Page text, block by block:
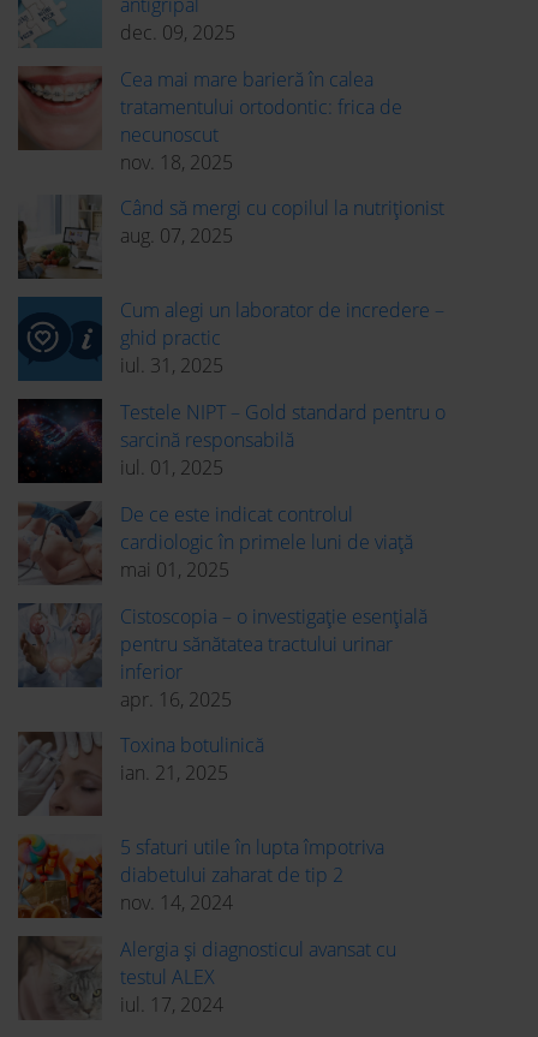
dec. 09, 2025
Cea mai mare barieră în calea
tratamentului ortodontic: frica de
necunoscut
nov. 18, 2025
Când să mergi cu copilul la nutriționist
aug. 07, 2025
Cum alegi un laborator de incredere –
ghid practic
iul. 31, 2025
Testele NIPT – Gold standard pentru o
sarcină responsabilă
iul. 01, 2025
De ce este indicat controlul
cardiologic în primele luni de viață
mai 01, 2025
Cistoscopia – o investigație esențială
pentru sănătatea tractului urinar
inferior
apr. 16, 2025
Toxina botulinică
ian. 21, 2025
5 sfaturi utile în lupta împotriva
diabetului zaharat de tip 2
nov. 14, 2024
Alergia și diagnosticul avansat cu
testul ALEX
iul. 17, 2024